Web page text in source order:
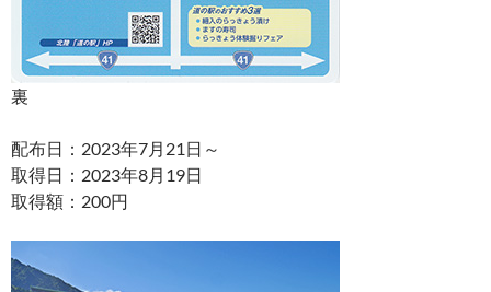
裏
配布日：2023年7月21日～
取得日：2023年8月19日
取得額：200円